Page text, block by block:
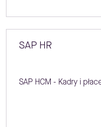
SAP HR
SAP HCM - Kadry i